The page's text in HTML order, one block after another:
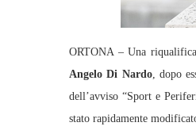
ORTONA – Una
Angelo Di Nardo, dopo
dell’avviso “Sport e
stato rapidamente